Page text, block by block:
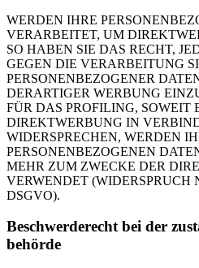
WERDEN IHRE
VERARBEITET, UM
SO HABEN SIE DAS RECHT,
GEGEN DIE VERARBEITUNG
PERSONENBEZOGENER
DERARTIGER WERBUNG
FÜR DAS PROFILING, SOWEIT
DIREKTWERBUNG IN
WIDERSPRECHEN, WERDEN
PERSONENBEZOGENEN
MEHR ZUM ZWECKE DER
VERWENDET (WIDERSPRUCH
DSGVO).
Beschwerde­recht bei der
behörde